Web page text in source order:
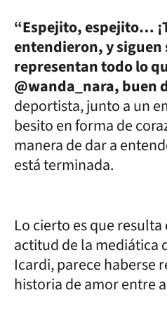
“Espejito, espejito…
entendieron, y
representan todo lo
@wanda_nara, buen
deportista, junto a un
besito en forma de
manera de dar a
está terminada.
Lo cierto es que
actitud de la mediática
Icardi, parece haberse
historia de amor entre